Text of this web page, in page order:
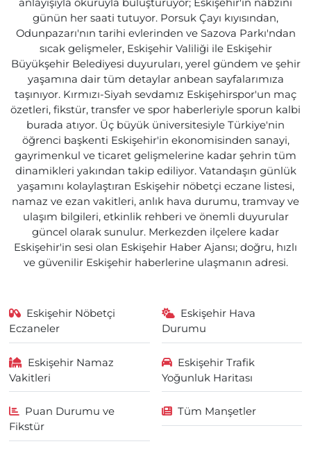
anlayışıyla okuruyla buluşturuyor; Eskişehir'in nabzını
günün her saati tutuyor. Porsuk Çayı kıyısından,
Odunpazarı'nın tarihi evlerinden ve Sazova Parkı'ndan
sıcak gelişmeler, Eskişehir Valiliği ile Eskişehir
Büyükşehir Belediyesi duyuruları, yerel gündem ve şehir
yaşamına dair tüm detaylar anbean sayfalarımıza
taşınıyor. Kırmızı-Siyah sevdamız Eskişehirspor'un maç
özetleri, fikstür, transfer ve spor haberleriyle sporun kalbi
burada atıyor. Üç büyük üniversitesiyle Türkiye'nin
öğrenci başkenti Eskişehir'in ekonomisinden sanayi,
gayrimenkul ve ticaret gelişmelerine kadar şehrin tüm
dinamikleri yakından takip ediliyor. Vatandaşın günlük
yaşamını kolaylaştıran Eskişehir nöbetçi eczane listesi,
namaz ve ezan vakitleri, anlık hava durumu, tramvay ve
ulaşım bilgileri, etkinlik rehberi ve önemli duyurular
güncel olarak sunulur. Merkezden ilçelere kadar
Eskişehir'in sesi olan Eskişehir Haber Ajansı; doğru, hızlı
ve güvenilir Eskişehir haberlerine ulaşmanın adresi.
Eskişehir Nöbetçi
Eczaneler
Eskişehir Hava
Durumu
Eskişehir Namaz
Vakitleri
Eskişehir Trafik
Yoğunluk Haritası
Puan Durumu ve
Fikstür
Tüm Manşetler